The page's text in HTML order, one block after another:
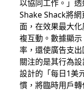
以協同工作。」
Shake Shack將
面，在效果最大
複互動。數據顯示
率，還使廣告支
關注的是其行為
設計的「每日1美
慣，將臨時用戶轉